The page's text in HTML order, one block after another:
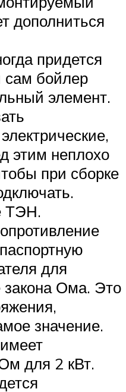
дополниться
придется
сам бойлер
элемент.
этим неплохо
при сборке
ТЭН.
для
Ома. Это
значение.
для 2 кВт.